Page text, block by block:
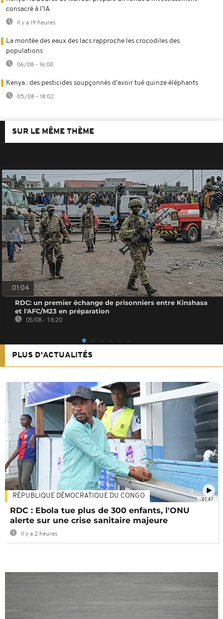
consacré à l’IA
Il y a 19 heures
La montée des eaux des lacs rapproche les crocodiles des
populations
06/08 - 16:00
Kenya : des pesticides soupçonnés d'avoir tué quinze éléphants
05/08 - 18:02
SUR LE MÊME THÈME
01:04
RDC: un premier échange de prisonniers entre Kinshasa
et l'AFC/M23 en préparation
05/08 - 16:20
PLUS D'ACTUALITÉS
01:47
RÉPUBLIQUE DÉMOCRATIQUE DU CONGO
RDC : Ebola tue plus de 300 enfants, l'ONU
alerte sur une crise sanitaire majeure
Il y a 2 heures